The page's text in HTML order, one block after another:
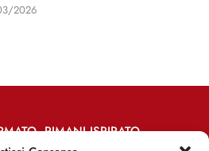
2026
RIMANI ISPIRATO